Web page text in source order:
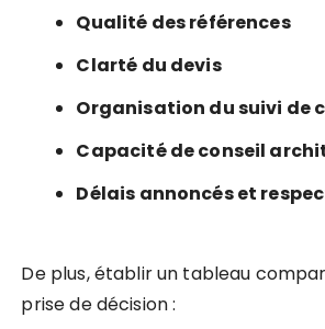
Qualité des références
Clarté du devis
Organisation du suivi de
Capacité de conseil
Délais annoncés et
De plus, établir un tableau
prise de décision :